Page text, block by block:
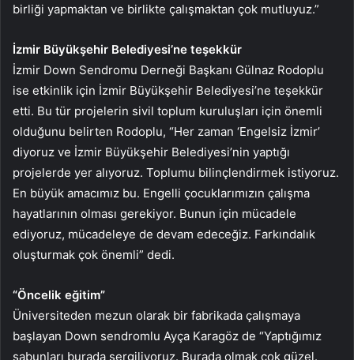
birliği yapmaktan ve birlikte çalışmaktan çok mutluyuz.”
İzmir Büyükşehir Belediyesi’ne teşekkür
İzmir Down Sendromu Derneği Başkanı Gülnaz Rodoplu
ise etkinlik için İzmir Büyükşehir Belediyesi’ne teşekkür
etti. Bu tür projelerin sivil toplum kuruluşları için önemli
olduğunu belirten Rodoplu, “Her zaman ‘Engelsiz İzmir’
diyoruz ve İzmir Büyükşehir Belediyesi’nin yaptığı
projelerde yer alıyoruz. Toplumu bilinçlendirmek istiyoruz.
En büyük amacımız bu. Engelli çocuklarımızın çalışma
hayatlarının olması gerekiyor. Bunun için mücadele
ediyoruz, mücadeleye de devam edeceğiz. Farkındalık
oluşturmak çok önemli” dedi.
“Öncelik eğitim”
Üniversiteden mezun olarak bir fabrikada çalışmaya
başlayan Down sendromlu Ayça Karagöz de “Yaptığımız
sabunları burada sergiliyoruz. Burada olmak çok güzel.